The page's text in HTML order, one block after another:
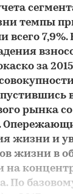
темпы
всего 7,9%.
за
рынка
жизни и
жизни в
на
По